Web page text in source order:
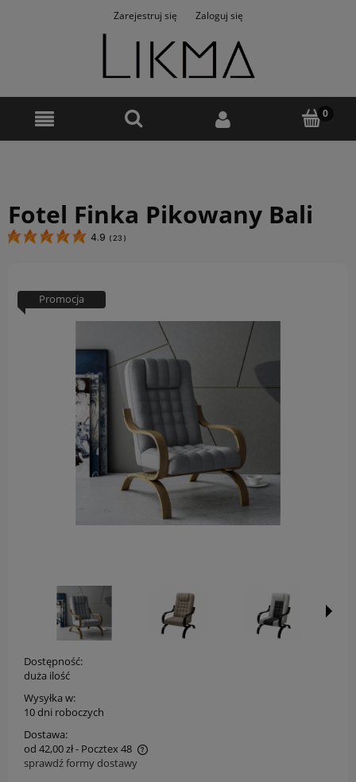
Zarejestruj się Zaloguj się
Fotel Finka Pikowany Bali
4.9 ( 23 )
Promocja
Dostępność:
duża ilość
Wysyłka w:
10 dni roboczych
Dostawa:
od 42,00 zł- Pocztex 48
Cena nie zawiera ewentualnych kosztów płatności
sprawdź formy dostawy